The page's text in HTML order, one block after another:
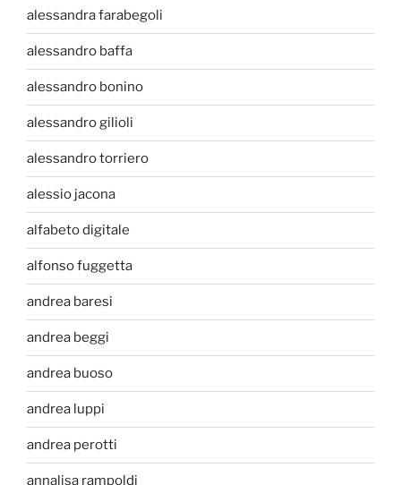
alessandra farabegoli
alessandro baffa
alessandro bonino
alessandro gilioli
alessandro torriero
alessio jacona
alfabeto digitale
alfonso fuggetta
andrea baresi
andrea beggi
andrea buoso
andrea luppi
andrea perotti
annalisa rampoldi